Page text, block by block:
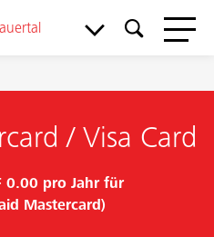
/ Visa Card
0.00 pro Jahr für
Mastercard)